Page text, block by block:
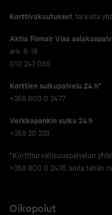
Korttivakuutukset , tarkista
Aktia Finnair Visa
ark. 8-18
010 247 050
Korttien sulkupalvelu 24 h*
+358 800 0 2477
Verkko­pankin sulku 24 h
+358 20 333
*Korttiturvallisuuspalvelun
+358 800 0 2476, soita tähän
Oikopolut